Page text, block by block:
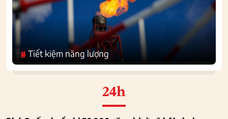
#Tiết kiệm năng lượng
24h